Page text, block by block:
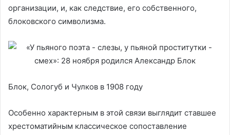
организации, и, как следствие, его собственного,
блоковского символизма.
Блок, Сологуб и Чулков в 1908 году
Особенно характерным в этой связи выглядит ставшее
хрестоматийным классическое сопоставление